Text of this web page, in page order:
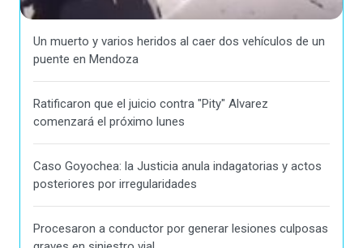
Un muerto y varios heridos al caer dos vehículos de un
puente en Mendoza
Ratificaron que el juicio contra "Pity" Alvarez
comenzará el próximo lunes
Caso Goyochea: la Justicia anula indagatorias y actos
posteriores por irregularidades
Procesaron a conductor por generar lesiones culposas